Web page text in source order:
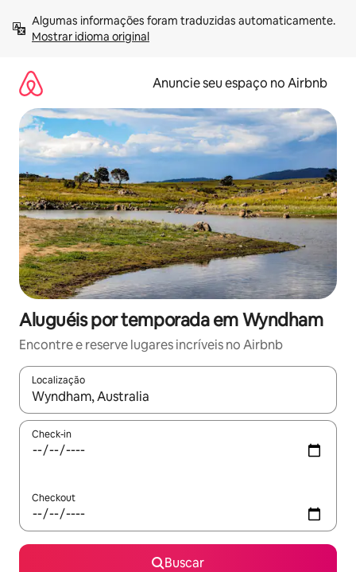
para
Mostrar idioma original
Anuncie seu espaço no Airbnb
Aluguéis por temporada em Wyndham
Encontre e reserve lugares incríveis no Airbnb
Localização
Quando os resultados estiverem disponíveis, explore-os
Check-in
Checkout
Buscar